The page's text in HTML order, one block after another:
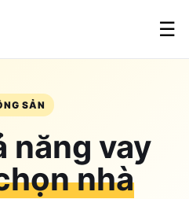
☰
SẢN
năng vay
nhà